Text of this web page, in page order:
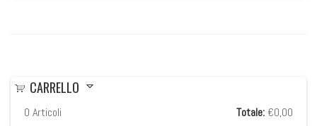
CARRELLO
0 Articoli Totale: €0,00